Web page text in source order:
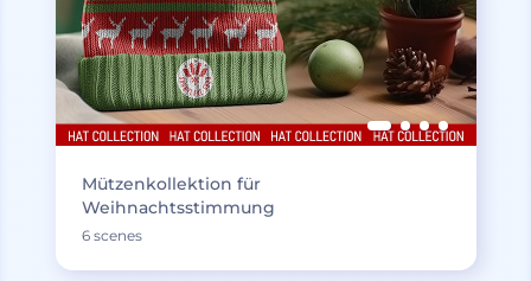
Mützenkollektion für
Weihnachtsstimmung
6 scenes